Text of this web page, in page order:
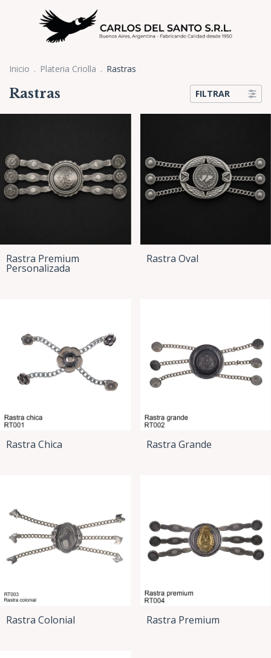
Inicio . Plateria Criolla . Rastras
Rastras FILTRAR
Rastra Premium
Personalizada
Rastra Oval
Rastra Chica Rastra Grande
Rastra Colonial Rastra Premium